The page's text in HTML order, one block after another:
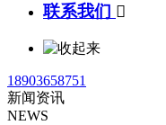
联系我们 
18903658751
新闻资讯
NEWS